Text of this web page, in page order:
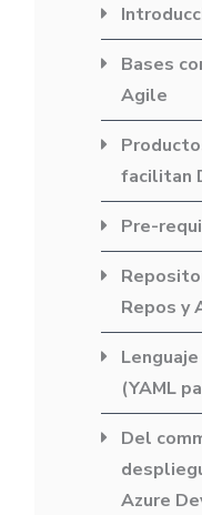
Bases
Agile
facilitan
Pre-
Repos y
(YAML
Del
Azure